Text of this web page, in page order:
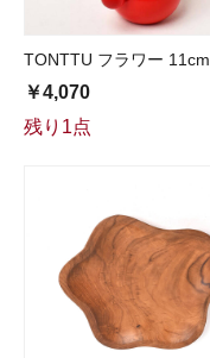
TONTTU フラワー 11cm
￥4,070
残り1点